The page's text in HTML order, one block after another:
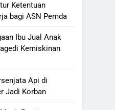
Ketentuan
bagi ASN Pemda
Ibu Jual Anak
Kemiskinan
Api di
Jadi Korban